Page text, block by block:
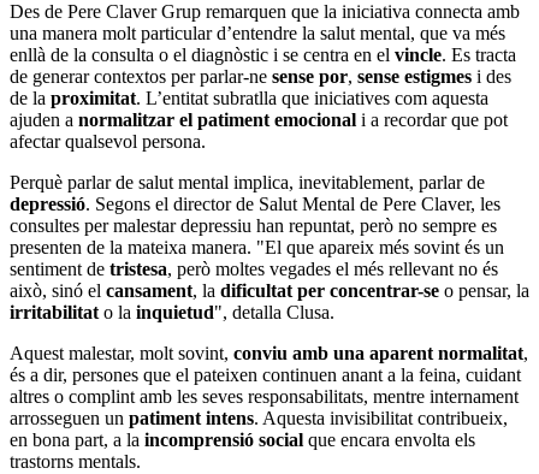
Des de Pere Claver Grup remarquen que la iniciativa connecta amb
una manera molt particular d’entendre la salut mental, que va més
enllà de la consulta o el diagnòstic i se centra en el vincle. Es tracta
de generar contextos per parlar-ne sense por, sense estigmes i des
de la proximitat. L’entitat subratlla que iniciatives com aquesta
ajuden a normalitzar el patiment emocional i a recordar que pot
afectar qualsevol persona.
Perquè parlar de salut mental implica, inevitablement, parlar de
depressió. Segons el director de Salut Mental de Pere Claver, les
consultes per malestar depressiu han repuntat, però no sempre es
presenten de la mateixa manera. "El que apareix més sovint és un
sentiment de tristesa, però moltes vegades el més rellevant no és
això, sinó el cansament, la dificultat per concentrar-se o pensar, la
irritabilitato la inquietud", detalla Clusa.
Aquest malestar, molt sovint, conviu amb una aparent normalitat,
és a dir, persones que el pateixen continuen anant a la feina, cuidant
altres o complint amb les seves responsabilitats, mentre internament
arrosseguen un patiment intens. Aquesta invisibilitat contribueix,
en bona part, a la incomprensió social que encara envolta els
trastorns mentals.